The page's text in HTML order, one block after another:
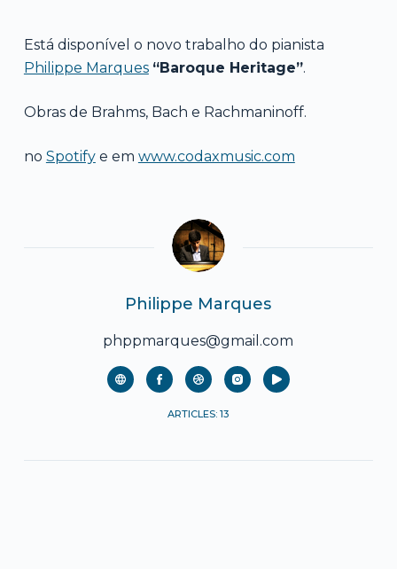
Está disponível o novo trabalho do pianista
Philippe Marques “Baroque Heritage”.
Obras de Brahms, Bach e Rachmaninoff.
no Spotifye em www.codaxmusic.com
Philippe Marques
phppmarques@gmail.com
ARTICLES: 13